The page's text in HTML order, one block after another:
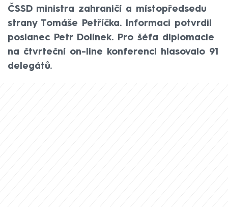
ČSSD ministra zahraničí a místopředsedu
strany Tomáše Petříčka. Informaci potvrdil
poslanec Petr Dolínek. Pro šéfa diplomacie
na čtvrteční on-line konferenci hlasovalo 91
delegátů.